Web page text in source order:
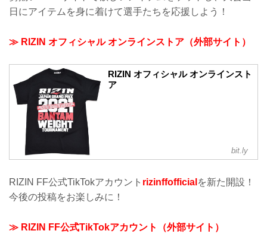
チケットぴあ：5月18日（火）10:00 〜 5
月24...
日にアイテムを身に着けて選手たちを応援しよう！
≫ RIZIN オフィシャル オンラインストア（外部サイト）
RIZIN オフィシャル オンラインスト
ア
bit.ly
RIZIN FF公式TikTokアカウント rizinffofficial を新た開設！
今後の投稿をお楽しみに！
≫ RIZIN FF公式TikTokアカウント（外部サイト）